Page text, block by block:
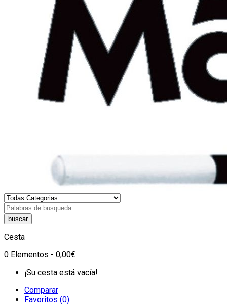
buscar
Cesta
0 Elementos - 0,00€
¡Su cesta está vacía!
Comparar
Favoritos (0)